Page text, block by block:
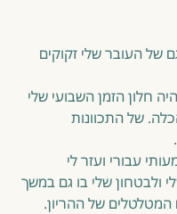
של העובר שלי זקוקים
חלון הזמן השבועי שלי
של התכוונות
עבורי ועזר לי
ולבטחון שלי בו גם במשך
של ההריון.